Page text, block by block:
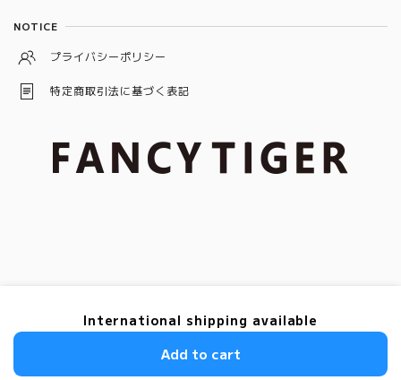
NOTICE
プライバシーポリシー
特定商取引法に基づく表記
International shipping available
Add to cart